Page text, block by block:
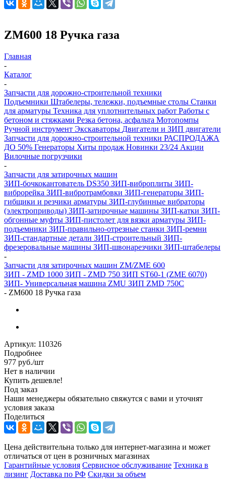
ZM600 18 Ручка газа
Главная
-
Каталог
-
Запчасти для дорожно-строительной техники
Подъемники Штабелеры, тележки, подъемные столы Станки
для арматуры Техника для уплотнительных работ Работы с
бетоном и стяжками Резка бетона, асфальта Мотопомпы
Ручной инструмент Экскаваторы Двигатели и ЗИП двигатели
Запчасти для дорожно-строительной техники РАСПРОДАЖА
ДО 50% Генераторы Хиты продаж Новинки 23/24 Акции
Вилочные погрузчики
-
Запчасти для затирочных машин
ЗИП-бочкокантователь DS350 ЗИП-виброплиты ЗИП-
виброрейка ЗИП-вибротрамбовки ЗИП-генераторы ЗИП-
гибщики и резчики арматуры ЗИП-глубинные вибраторы
(электроприводы) ЗИП-затирочные машины ЗИП-катки ЗИП-
обгонные муфты ЗИП-пистолет для вязки арматуры ЗИП-
подъемники ЗИП-правильно-отрезные станки ЗИП-ремни
ЗИП-стандартные детали ЗИП-строительный ЗИП-
фрезеровальные машины ЗИП-швонарезчики ЗИП-штабелеры
-
Запчасти для затирочных машин ZM/ZME 600
ЗИП - ZMD 1000 ЗИП - ZMD 750 ЗИП ST60-1 (ZME 6070)
ЗИП- Универсальная машина ZMU ЗИП ZMD 750C
- ZM600 18 Ручка газа
Артикул: 110326
Подробнее
977 руб./шт
Нет в наличии
Купить дешевле!
Под заказ
Наши менеджеры обязательно свяжутся с вами и уточнят
условия заказа
Поделиться
Цена действительна только для интернет-магазина и может
отличаться от цен в розничных магазинах
Гарантийные условия Сервисное обслуживание Техника в
лизинг Доставка по РФ Скидки за объем